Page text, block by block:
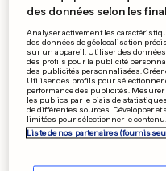
des données selon les
Analyser activement les
des données de géolocalisation
sur un appareil. Utiliser des
des profils pour la publicité
des publicités personnalisées.
Utiliser des profils pour
performance des publicités.
les publics par le biais de
de différentes sources. Développer
limitées pour sélectionner le contenu.
Liste de nos partenaires